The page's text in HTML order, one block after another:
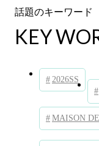
KEY
2026SS
MAISON